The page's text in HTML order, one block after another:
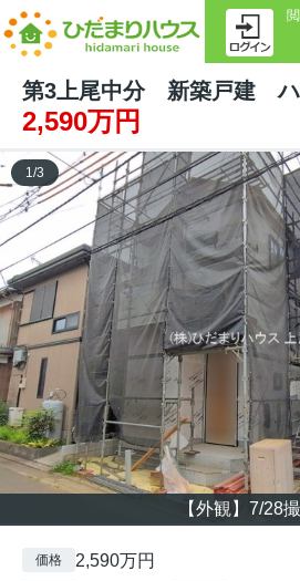
第3上尾中分 新築戸建 ハ
2,590万円
【外観】7/28
1/3
価格 2,590万円